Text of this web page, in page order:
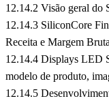
12.14.2 Visão geral do
12.14.3 SiliconCore
Receita e Margem
12.14.4 Displays LED
modelo de produto,
12.14.5